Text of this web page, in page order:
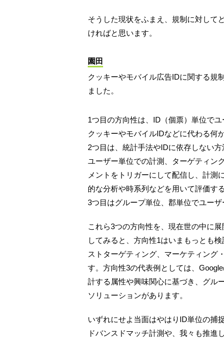
そうした現状をふまえ、規制に対して
ければと思います。
園田
クッキーやモバイル広告IDに関する規
ました。
1つ目の方向性は、ID（個票）単位で
クッキーやモバイルIDなどに代わる何
2つ目は、統計手法やIDに依存しない方
ユーザー単位での計測、ターゲティン
メントをトリガーにして配信し、計測
的な分析や時系列などを用いて評価す
3つ目はグループ単位、郡単位でユーザ
これら3つの方向性を、現在世の中に
してみると、方向性1はいまもっとも
ストターゲティング、マーケティング
す。方向性3の代表例としては、
計する属性や興味関心に基づき、グル
ソリューションがあります。
いずれにせよ当面はやはりID単位の捕
ドバンスドマッチ計測や、我々も推進